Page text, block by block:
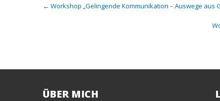
Post
← Workshop „Gelingende Kommunikation – Auswege aus
ÜBERMICH